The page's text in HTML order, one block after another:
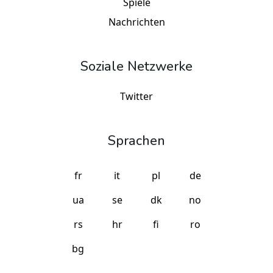
Nachrichten
Soziale Netzwerke
Twitter
Sprachen
fr it pl
de
ua
se dk
no
rs
hr fi
ro
bg